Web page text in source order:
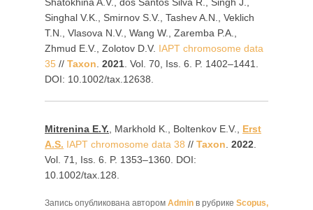
Shatokhina A.V., dos Santos Silva R., Singh J.,
Singhal V.K., Smirnov S.V., Tashev A.N., Veklich
T.N., Vlasova N.V., Wang W., Zaremba P.A.,
Zhmud E.V., Zolotov D.V. IAPT chromosome data
35 // Taxon. 2021. Vol. 70, Iss. 6. P. 1402–1441.
DOI: 10.1002/tax.12638.
Mitrenina E.Y., Markhold K., Boltenkov E.V., Erst
A.S. IAPT chromosome data 38 // Taxon. 2022.
Vol. 71, Iss. 6. P. 1353‒1360. DOI:
10.1002/tax.128.
Запись опубликована автором Admin в рубрике Scopus,